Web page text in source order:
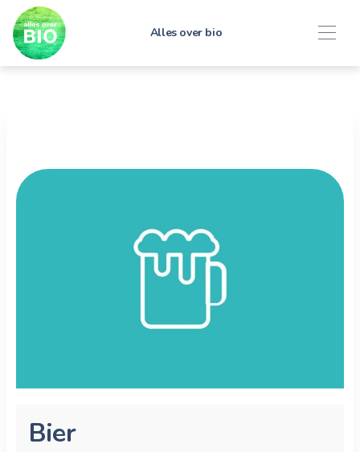
Alles over bio
Bier